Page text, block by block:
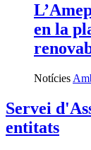
en la
Notícies
Servei
entitats